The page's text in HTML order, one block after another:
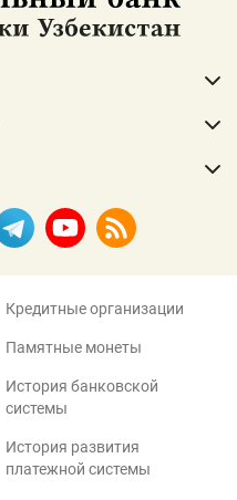
Кредитные организации
Памятные монеты
История банковской
системы
История развития
платежной системы